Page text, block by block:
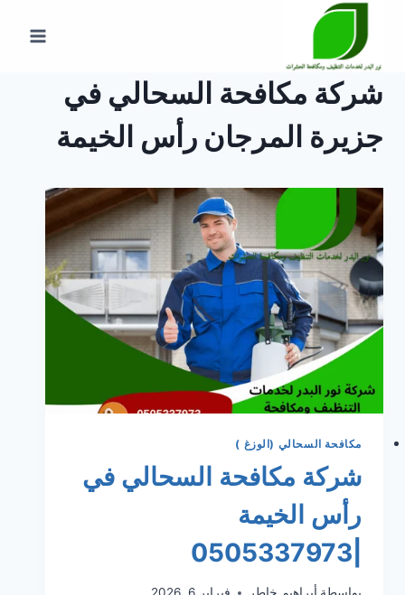
المحتوى
شركة مكافحة السحالي في
جزيرة المرجان رأس الخيمة
مكافحة السحالي (الوزغ )
شركة مكافحة السحالي في
رأس الخيمة